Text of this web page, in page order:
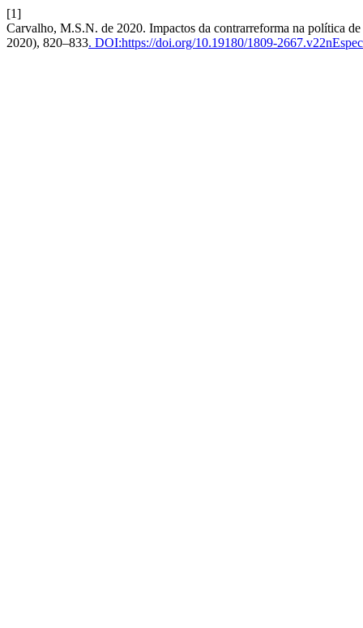
[1]
Carvalho, M.S.N. de 2020. Impactos da contrarreforma na política
2020), 820–833. DOI:https://doi.org/10.19180/1809-